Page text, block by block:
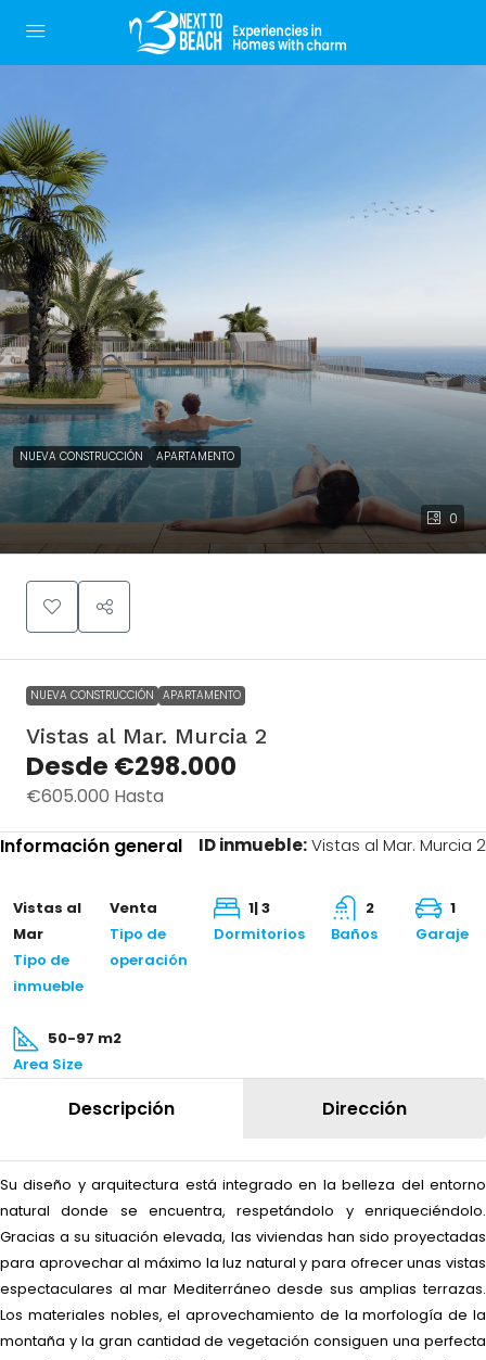
0
NUEVA CONSTRUCCIÓN APARTAMENTO
Vistas al Mar.
€298.000
NUEVA CONSTRUCCIÓN APARTAMENTO
Vistas al Mar. Murcia 2
Desde €298.000
€605.000 Hasta
Información general
ID inmueble:Vistas al Mar. Murcia 2
Vistas al
Mar
Tipo de
inmueble
Venta
Tipo de
operación
1| 3
Dormitorios
2
Baños
1
Garaje
50-97 m2
Area Size
Descripción Dirección
Su diseño y arquitectura está integrado en la belleza del entorno
natural donde se encuentra, respetándolo y enriqueciéndolo.
Gracias a su situación elevada, las viviendas han sido proyectadas
para aprovechar al máximo la luz natural y para ofrecer unas vistas
espectaculares al mar Mediterráneo desde sus amplias terrazas.
Los materiales nobles, el aprovechamiento de la morfología de la
montaña y la gran cantidad de vegetación consiguen una perfecta